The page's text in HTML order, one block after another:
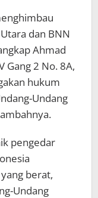
dan BNN
Ahmad
Gang 2 No. 8A,
hukum
Undang
pengedar
berat,
Undang